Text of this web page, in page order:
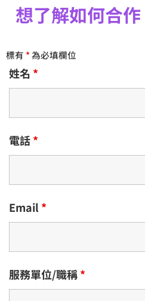
想了解如何合作
標有 *為必填欄位
姓名 *
電話*
Email *
服務單位/職稱*